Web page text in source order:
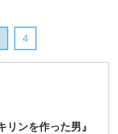
4
リンを作った男』